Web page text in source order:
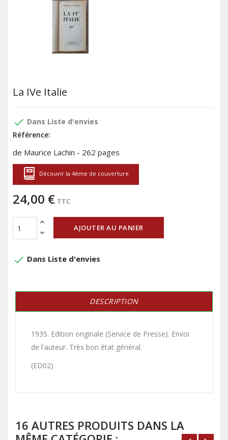
La IVe Italie
done Dans Liste d'envies
Référence:
de Maurice Lachin - 262 pages
Découvir la 4ème de couverture
24,00 € TTC
AJOUTER AU PANIER
done Dans Liste d'envies
DESCRIPTION
1935. Edition originale (Service de Presse). Envoi
de l'auteur. Très bon état général.
(ED02)
16 AUTRES PRODUITS DANS LA